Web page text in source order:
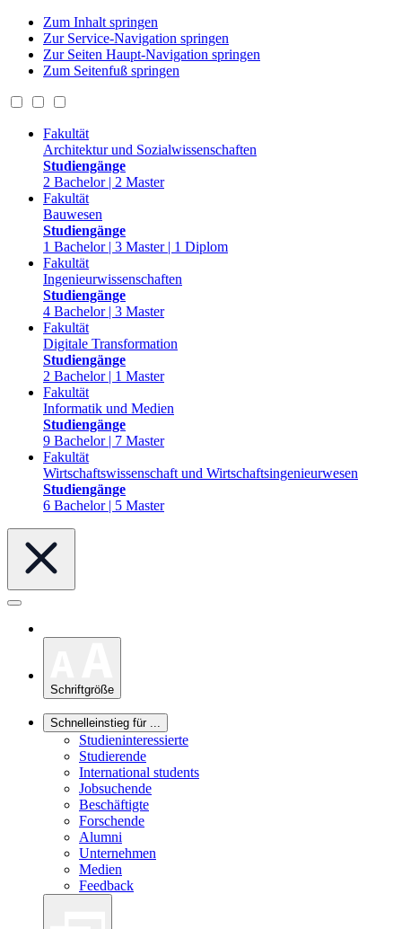
Zum Inhalt springen
Zur Service-Navigation springen
Zur Seiten Haupt-Navigation springen
Zum Seitenfuß springen
Fakultät
Architektur und Sozialwissenschaften
Studiengänge
2 Bachelor | 2 Master
Fakultät
Bauwesen
Studiengänge
1 Bachelor | 3 Master | 1 Diplom
Fakultät
Ingenieurwissenschaften
Studiengänge
4 Bachelor | 3 Master
Fakultät
Digitale Transformation
Studiengänge
2 Bachelor | 1 Master
Fakultät
Informatik und Medien
Studiengänge
9 Bachelor | 7 Master
Fakultät
Wirtschaftswissenschaft und Wirtschaftsingenieurwesen
Studiengänge
6 Bachelor | 5 Master
Schriftgröße
Schnelleinstieg für ...
Studieninteressierte
Studierende
International students
Jobsuchende
Beschäftigte
Forschende
Alumni
Unternehmen
Medien
Feedback